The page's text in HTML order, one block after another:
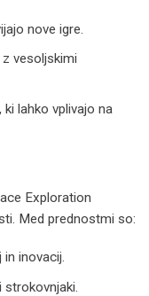
nove igre.
vesoljskimi
lahko vplivajo na
Exploration
Med prednostmi so:
inovacij.